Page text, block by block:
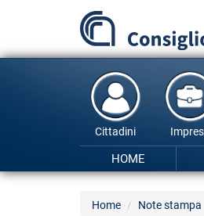
principale
Cittadini
HOME
Home Note stampa